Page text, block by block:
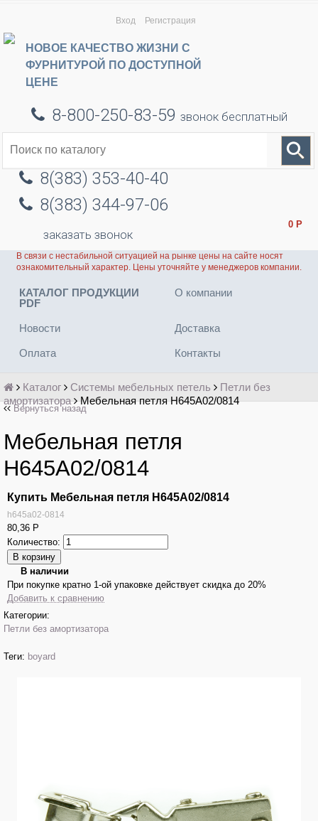
Вход Регистрация
НОВОЕ КАЧЕСТВО ЖИЗНИ С
ФУРНИТУРОЙ ПО ДОСТУПНОЙ
ЦЕНЕ
8-800-250-83-59 звонок бесплатный
8(383) 353-40-40
8(383) 344-97-06
заказать звонок
0 Р
В связи с нестабильной ситуацией на рынке цены на сайте носят
ознакомительный характер. Цены уточняйте у менеджеров компании.
КАТАЛОГ ПРОДУКЦИИ
PDF
О компании
Новости Доставка
Оплата Контакты
Каталог Системы мебельных петель
Петли без
амортизатора Мебельная петля H645A02/0814
Вернуться назад
Мебельная петля
H645A02/0814
Купить Мебельная петля H645A02/0814
h645a02-0814
80,36 Р
Количество:
В наличии
При покупке кратно 1-ой упаковке действует скидка до 20%
Добавить к сравнению
Категории:
Петли без амортизатора
Теги: boyard